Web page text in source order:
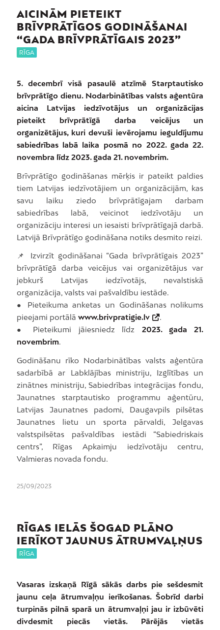
AICINĀM PIETEIKT
BRĪVPRĀTĪGOS GODINĀŠANAI
“GADA BRĪVPRĀTĪGAIS 2023”
RĪGA
5. decembrī visā pasaulē atzīmē Starptautisko
brīvprātīgo dienu. Nodarbinātības valsts aģentūra
aicina Latvijas iedzīvotājus un organizācijas
pieteikt brīvprātīgā darba veicējus un
organizētājus, kuri devuši ievērojamu ieguldījumu
sabiedrības labā laika posmā no 2022. gada 22.
novembra līdz 2023. gada 21. novembrim.
Brīvprātīgo godināšanas mērķis ir pateikt paldies
tiem Latvijas iedzīvotājiem un organizācijām, kas
savu laiku ziedo brīvprātīgajam darbam
sabiedrības labā, veicinot iedzīvotāju un
organizāciju interesi un iesaisti brīvprātīgajā darbā.
Latvijā Brīvprātīgo godināšana notiks desmito reizi.
📌 Izvirzīt godināšanai “Gada brīvprātīgais 2023”
brīvprātīgā darba veicējus vai organizētājus var
jebkurš Latvijas iedzīvotājs, nevalstiskā
organizācija, valsts vai pašvaldību iestāde.
● Pieteikuma anketas un Godināšanas nolikums
pieejami portālā www.brivpratigie.lv
.
● Pieteikumi jāiesniedz līdz 2023. gada 21.
novembrim.
Godināšanu rīko Nodarbinātības valsts aģentūra
sadarbībā ar Labklājības ministriju, Izglītības un
zinātnes ministriju, Sabiedrības integrācijas fondu,
Jaunatnes starptautisko programmu aģentūru,
Latvijas Jaunatnes padomi, Daugavpils pilsētas
Jaunatnes lietu un sporta pārvaldi, Jelgavas
valstspilsētas pašvaldības iestādi “Sabiedriskais
centrs”, Rīgas Apkaimju iedzīvotāju centru,
Valmieras novada fondu.
25/09/2023
RĪGAS IELĀS ŠOGAD PLĀNO
IERĪKOT JAUNUS ĀTRUMVAĻŅUS
RĪGA
Vasaras izskaņā Rīgā sākās darbs pie sešdesmit
jaunu ceļa ātrumvaļņu ierīkošanas. Šobrīd darbi
turpinās pilnā sparā un ātrumvaļņi jau ir izbūvēti
divdesmit piecās vietās. Pārējās vietās